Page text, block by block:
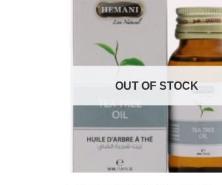
OUT OF STOCK